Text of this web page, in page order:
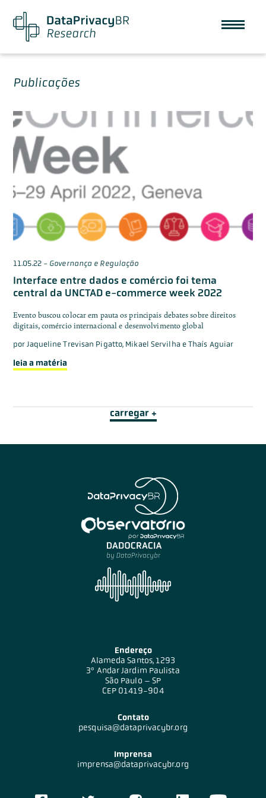
Publicações
11.05.22- Governança e Regulação
Interface entre dados e comércio foi tema
central da UNCTAD e-commerce week 2022
Evento buscou colocar em pauta os principais debates sobre direitos
digitais, comércio internacional e desenvolvimento global
por Jaqueline Trevisan Pigatto, Mikael Servilha e Thaís Aguiar
leia a matéria
carregar +
Endereço
Alameda Santos, 1293
3º Andar Jardim Paulista
São Paulo – SP
CEP 01419-904
Contato
pesquisa@dataprivacybr.org
Imprensa
imprensa@dataprivacybr.org